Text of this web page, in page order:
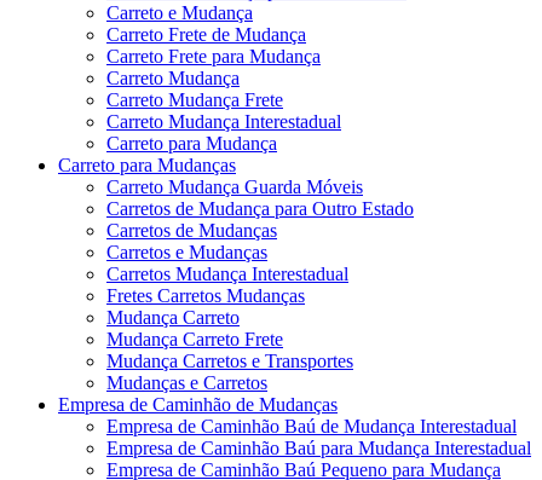
Carreto e Mudança
Carreto Frete de Mudança
Carreto Frete para Mudança
Carreto Mudança
Carreto Mudança Frete
Carreto Mudança Interestadual
Carreto para Mudança
Carreto para Mudanças
Carreto Mudança Guarda Móveis
Carretos de Mudança para Outro Estado
Carretos de Mudanças
Carretos e Mudanças
Carretos Mudança Interestadual
Fretes Carretos Mudanças
Mudança Carreto
Mudança Carreto Frete
Mudança Carretos e Transportes
Mudanças e Carretos
Empresa de Caminhão de Mudanças
Empresa de Caminhão Baú de Mudança Interestadual
Empresa de Caminhão Baú para Mudança Interestadual
Empresa de Caminhão Baú Pequeno para Mudança